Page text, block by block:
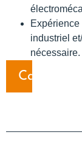
industriel
nécessaire.
Candidater